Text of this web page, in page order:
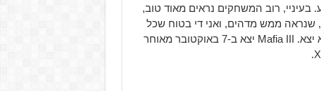
בעיניי, רוב המשחקים נראים מאוד טוב,
ממש מדהים, ואני די בטוח שכל
אחד שמעריץ את סדרת משחקי Mafia לא יכול לחכות שהוא יצא. Mafia III יצא ב-7 באוקטובר מאוחר